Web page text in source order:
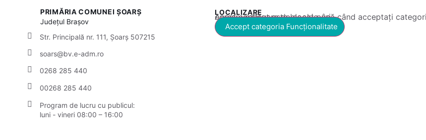
PRIMĂRIA COMUNEI ȘOARȘ
Județul Brașov
Str. Principală nr. 111, Șoarș 507215
soars@bv.e-adm.ro
0268 285 440
00268 285 440
Program de lucru cu publicul:
luni - vineri 08:00 – 16:00
LOCALIZARE
Acest conținut este blocat până când acceptați categoria corespunzătoare de cookie-uri.
Accept categoria Funcționalitate